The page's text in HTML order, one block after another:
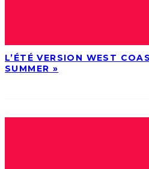
L’ÉTÉ VERSION WEST
SUMMER »